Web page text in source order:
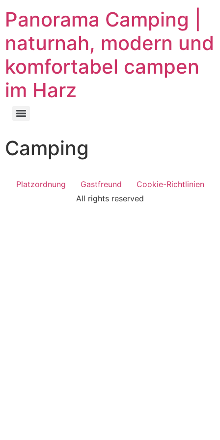
Panorama Camping |
naturnah, modern und
komfortabel campen
im Harz
Camping
Platzordnung Gastfreund
Cookie-Richtlinien
All rights reserved